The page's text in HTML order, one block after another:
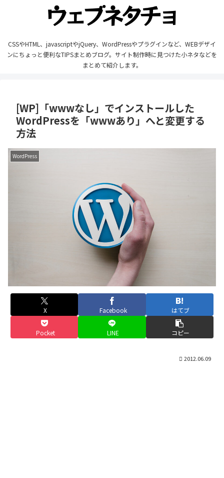
CSSやHTML、javascriptやjQuery、WordPressやプラグインなど、WEBデザイ
ンにちょっと便利なTIPSまとめブログ。サイト制作時に見つけた小ネタなどを
まとめて紹介します。
[WP]「wwwなし」でインストールした
WordPressを「wwwあり」へと変更する
方法
WordPress
X Facebook はてブ
Pocket LINE コピー
2012.06.09